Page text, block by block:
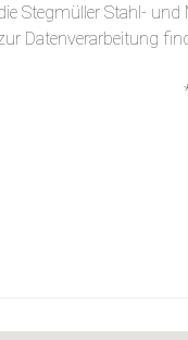
Stegmüller Stahl-
Datenverarbeitung